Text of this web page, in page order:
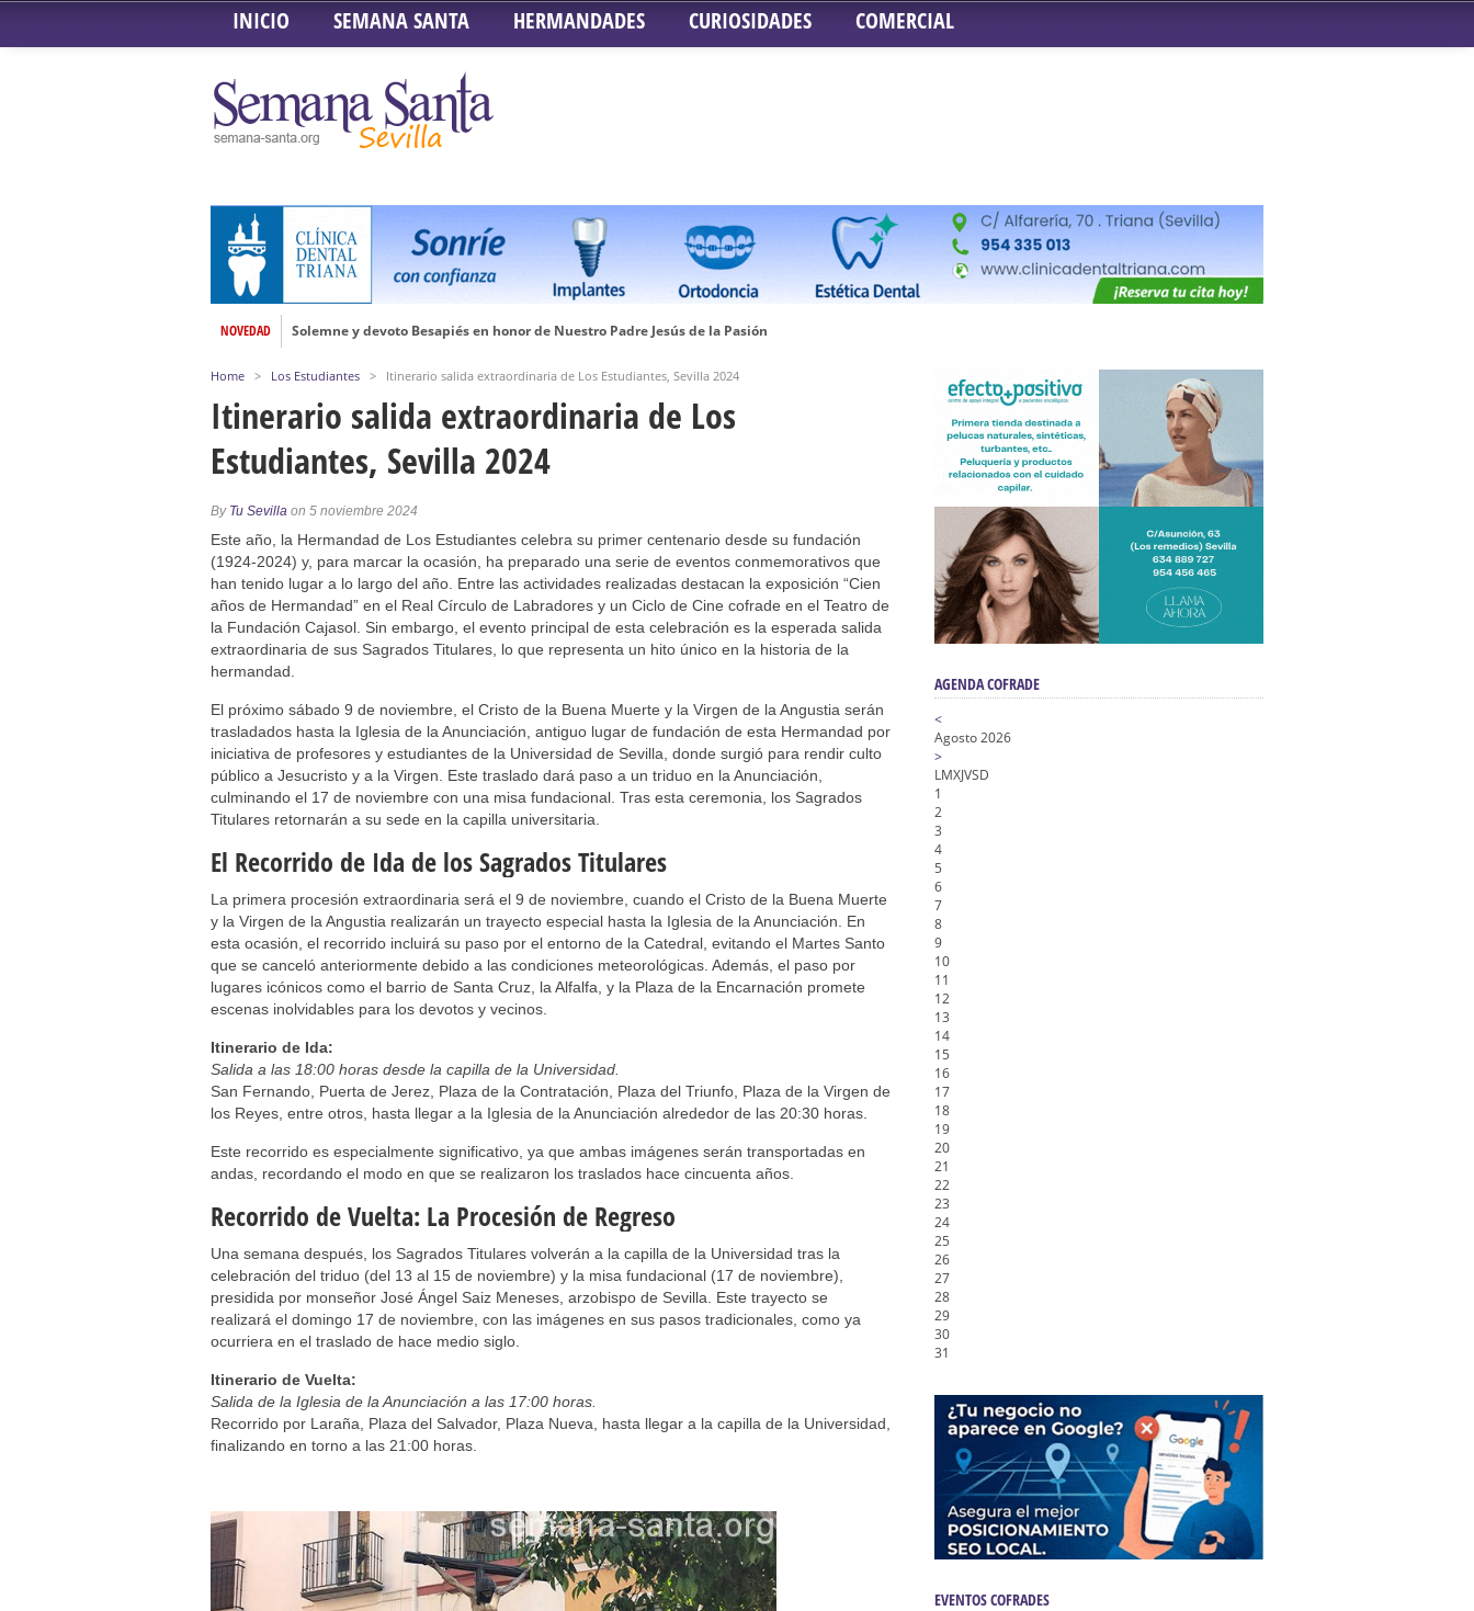
INICIO SEMANA SANTA HERMANDADES CURIOSIDADES COMERCIAL
NOVEDAD
Solemne y devoto Besapiés en honor de Nuestro Padre Jesús de la Pasión
Función de la Anunciación del Señor ante el paso de Nuestra Señora de la Encarnación Coronada – Hermandad de San Benito
Besamanos al Señor del Gran Poder de Sevilla
Besapié y Besamano en la Quinta Angustia
Gitanos: Besamanos del Señor de la Salud
Besamanos del Señor de la Divina Misericordia, Vía Crucis y Traslado – Siete Palabras
Home > Los Estudiantes > Itinerario salida extraordinaria de Los Estudiantes, Sevilla 2024
Itinerario salida extraordinaria de Los
Estudiantes, Sevilla 2024
By Tu Sevilla on 5 noviembre 2024
Este año, la Hermandad de Los Estudiantes celebra su primer centenario desde su fundación
(1924-2024) y, para marcar la ocasión, ha preparado una serie de eventos conmemorativos que
han tenido lugar a lo largo del año. Entre las actividades realizadas destacan la exposición “Cien
años de Hermandad” en el Real Círculo de Labradores y un Ciclo de Cine cofrade en el Teatro de
la Fundación Cajasol. Sin embargo, el evento principal de esta celebración es la esperada salida
extraordinaria de sus Sagrados Titulares, lo que representa un hito único en la historia de la
hermandad.
El próximo sábado 9 de noviembre, el Cristo de la Buena Muerte y la Virgen de la Angustia serán
trasladados hasta la Iglesia de la Anunciación, antiguo lugar de fundación de esta Hermandad por
iniciativa de profesores y estudiantes de la Universidad de Sevilla, donde surgió para rendir culto
público a Jesucristo y a la Virgen. Este traslado dará paso a un triduo en la Anunciación,
culminando el 17 de noviembre con una misa fundacional. Tras esta ceremonia, los Sagrados
Titulares retornarán a su sede en la capilla universitaria.
El Recorrido de Ida de los Sagrados Titulares
La primera procesión extraordinaria será el 9 de noviembre, cuando el Cristo de la Buena Muerte
y la Virgen de la Angustia realizarán un trayecto especial hasta la Iglesia de la Anunciación. En
esta ocasión, el recorrido incluirá su paso por el entorno de la Catedral, evitando el Martes Santo
que se canceló anteriormente debido a las condiciones meteorológicas. Además, el paso por
lugares icónicos como el barrio de Santa Cruz, la Alfalfa, y la Plaza de la Encarnación promete
escenas inolvidables para los devotos y vecinos.
Itinerario de Ida:
Salida a las 18:00 horas desde la capilla de la Universidad.
San Fernando, Puerta de Jerez, Plaza de la Contratación, Plaza del Triunfo, Plaza de la Virgen de
los Reyes, entre otros, hasta llegar a la Iglesia de la Anunciación alrededor de las 20:30 horas.
Este recorrido es especialmente significativo, ya que ambas imágenes serán transportadas en
andas, recordando el modo en que se realizaron los traslados hace cincuenta años.
Recorrido de Vuelta: La Procesión de Regreso
Una semana después, los Sagrados Titulares volverán a la capilla de la Universidad tras la
celebración del triduo (del 13 al 15 de noviembre) y la misa fundacional (17 de noviembre),
presidida por monseñor José Ángel Saiz Meneses, arzobispo de Sevilla. Este trayecto se
realizará el domingo 17 de noviembre, con las imágenes en sus pasos tradicionales, como ya
ocurriera en el traslado de hace medio siglo.
Itinerario de Vuelta:
Salida de la Iglesia de la Anunciación a las 17:00 horas.
Recorrido por Laraña, Plaza del Salvador, Plaza Nueva, hasta llegar a la capilla de la Universidad,
finalizando en torno a las 21:00 horas.
AGENDA COFRADE
<
Agosto 2026
>
LMXJVSD
1
2
3
4
5
6
7
8
9
10
11
12
13
14
15
16
17
18
19
20
21
22
23
24
25
26
27
28
29
30
31
EVENTOS COFRADES